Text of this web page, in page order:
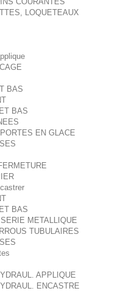
LOQUETEAUX
BAS
BAS
EN GLACE
BAS
METALLIQUE
TUBULAIRES
APPLIQUE
ENCASTRE